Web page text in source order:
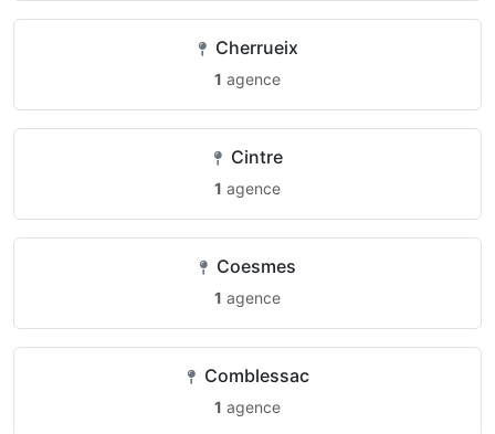
Cherrueix
1 agence
Cintre
1 agence
Coesmes
1 agence
Comblessac
1 agence